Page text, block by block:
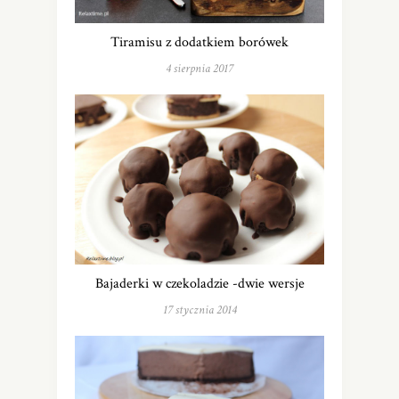
Tiramisu z dodatkiem borówek
4 sierpnia 2017
Bajaderki w czekoladzie -dwie wersje
17 stycznia 2014